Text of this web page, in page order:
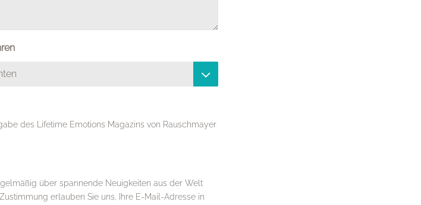

des Lifetime Emotions Magazins von Rauschmayer
über spannende Neuigkeiten aus der Welt
erlauben Sie uns, Ihre E-Mail-Adresse in